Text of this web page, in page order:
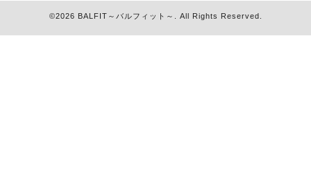
©2026 BALFIT～バルフィット～ . All Rights Reserved.